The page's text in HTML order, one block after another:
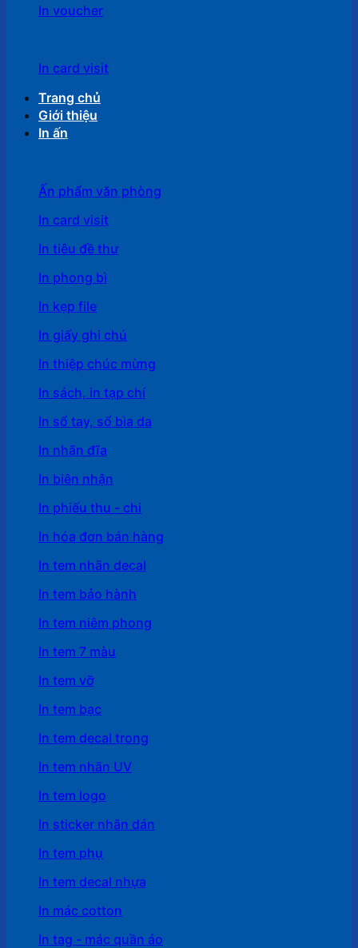
In voucher
In card visit
Trang chủ
Giới thiệu
In ấn
Ấn phẩm văn phòng
In card visit
In tiêu đề thư
In phong bì
In kẹp file
In giấy ghi chú
In thiệp chúc mừng
In sách, in tạp chí
In sổ tay, sổ bìa da
In nhãn đĩa
In biên nhận
In phiếu thu - chi
In hóa đơn bán hàng
In tem nhãn decal
In tem bảo hành
In tem niêm phong
In tem 7 màu
In tem vỡ
In tem bạc
In tem decal trong
In tem nhãn UV
In tem logo
In sticker nhãn dán
In tem phụ
In tem decal nhựa
In mác cotton
In tag - mác quần áo